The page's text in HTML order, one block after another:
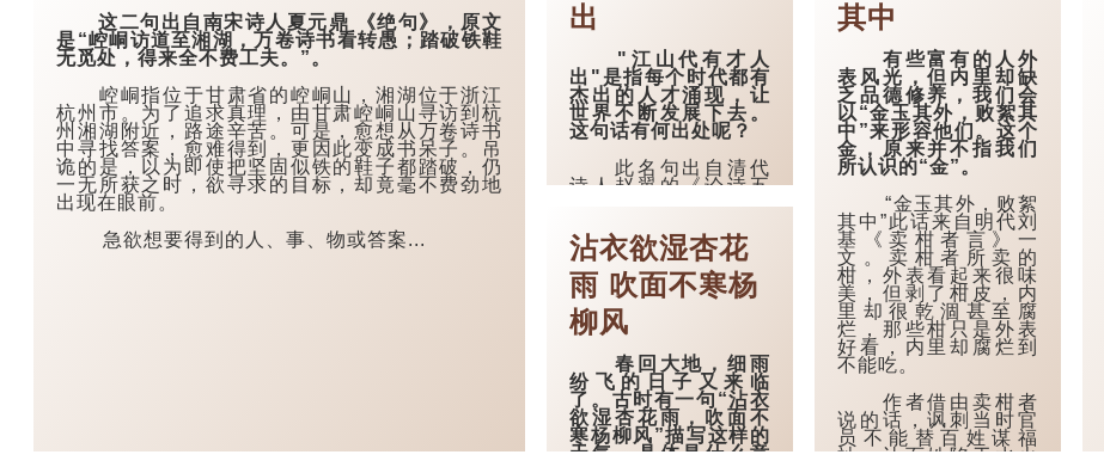
这二句出自南宋诗人夏元鼎 《绝句》，原文
是“崆峒访道至湘湖，万卷诗书看转愚；踏破铁鞋
无觅处，得来全不费工夫。”。
崆峒指位于甘肃省的崆峒山，湘湖位于浙江
杭州市。为了追求真理，由甘肃崆峒山寻访到杭
州湘湖附近，路途辛苦。可是，愈想从万卷诗书
中寻找答案，愈难得到，更因此变成书呆子。吊
诡的是，以为即使把坚固似铁的鞋子都踏破，仍
一无所获之时，欲寻求的目标，却竟毫不费劲地
出现在眼前。
急欲想要得到的人、事、物或答案...
出
"江山代有才人
出"是指每个时代都有
杰出的人才涌现，让
世界不断发展下去。
这句话有何出处呢？
此名句出自清代
诗人赵翼的《论诗五
首·其二》："李杜诗篇
新鲜。江山代有才人
出，各领风骚数百
年"。
这句诗说明，即
使是李白、杜甫这样
口传诵也会成为经典
常态；每个时代都会
有新的杰出人物涌
现，在文坛（或更广
的领域）开创属于自
己的时代，引领数百
沾衣欲湿杏花
雨 吹面不寒杨
柳风
春回大地，细雨
纷飞的日子又来临
了。古时有一句“沾衣
欲湿杏花雨，吹面不
寒杨柳风”描写这样的
天气，具体是什么意
其中
有些富有的人外
表风光，但内里却缺
乏品德修养，我们会
以“金玉其外，败絮其
中”来形容他们。这个
金，原来并不指我们
所认识的“金”。
“金玉其外，败絮
其中”此话来自明代刘
基《卖柑者言》一
文。卖柑者所卖的
柑，外表看起来很味
美，但剥了柑皮，内
里却很乾涸甚至腐
烂，那些柑只是外表
好看，内里却腐烂到
不能吃。
作者借由卖柑者
说的话，讽刺当时官
员不能替百姓谋福
祉，让百姓陷于水火